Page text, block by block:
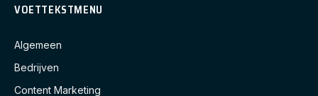
VOETTEKSTMENU
Algemeen
Bedrijven
Content Marketing